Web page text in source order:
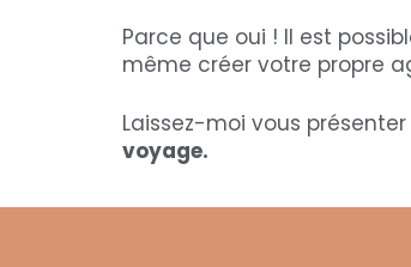
Parce que oui ! Il est
même créer votre propre
Laissez-moi vous
voyage.